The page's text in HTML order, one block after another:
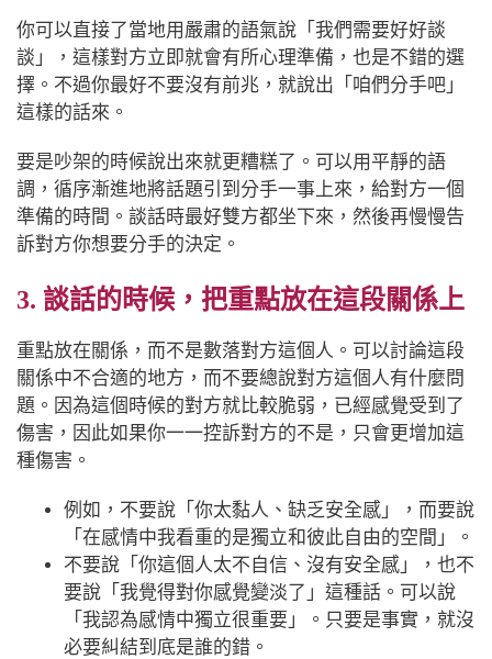
你可以直接了當地用嚴肅的語氣說「我們需要好好談
談」，這樣對方立即就會有所心理準備，也是不錯的選
擇。不過你最好不要沒有前兆，就說出「咱們分手吧」
這樣的話來。
要是吵架的時候說出來就更糟糕了。可以用平靜的語
調，循序漸進地將話題引到分手一事上來，給對方一個
準備的時間。談話時最好雙方都坐下來，然後再慢慢告
訴對方你想要分手的決定。
3. 談話的時候，把重點放在這段關係上
重點放在關係，而不是數落對方這個人。可以討論這段
關係中不合適的地方，而不要總說對方這個人有什麼問
題。因為這個時候的對方就比較脆弱，已經感覺受到了
傷害，因此如果你一一控訴對方的不是，只會更增加這
種傷害。
例如，不要說「你太黏人、缺乏安全感」，而要說
「在感情中我看重的是獨立和彼此自由的空間」。
不要說「你這個人太不自信、沒有安全感」，也不
要說「我覺得對你感覺變淡了」這種話。可以說
「我認為感情中獨立很重要」。只要是事實，就沒
必要糾結到底是誰的錯。